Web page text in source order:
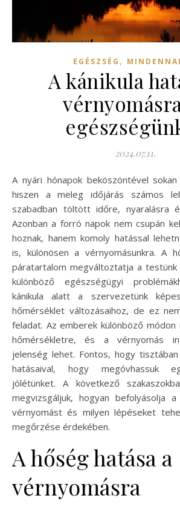
EGÉSZSÉG ,
A kánikula
2024.07.11.
A nyári hónapok beköszöntével sokan várják a kánikulát,
hiszen a meleg időjárás számos
szabadban töltött időre, nyaralásra
Azonban a forró napok nem csupán
hoznak, hanem komoly hatással
is, különösen a vérnyomásunkra. A
páratartalom megváltoztatja a
különböző egészségügyi
kánikula alatt a szervezetünk
hőmérséklet változásaihoz, de ez
feladat. Az emberek különböző módon
hőmérsékletre, és a vérnyomás
jelenség lehet. Fontos, hogy tisztában
hatásaival, hogy megóvhassuk
jólétünket. A következő
megvizsgáljuk, hogyan befolyásolja
vérnyomást és milyen lépéseket
megőrzése érdekében.
A hőség hatása a
vérnyomásra